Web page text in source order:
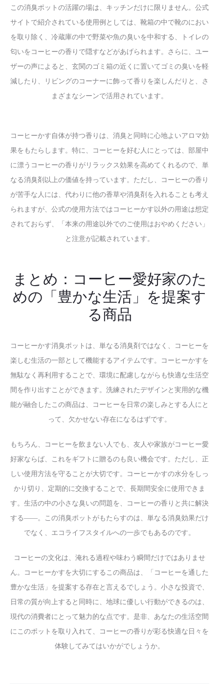
この消臭ポットの活躍の場は、キッチンだけに限りません。公式
サイトで紹介されている使用例としては、靴箱の中で靴のにおい
を取り除く、冷蔵庫の中で野菜や魚の臭いを中和する、トイレの
匂いをコーヒーの香りで隠すなどがあげられます。さらに、ユー
ザーの声によると、玄関のゴミ箱の近くに置いてゴミの臭いを軽
減したり、リビングのコーナーに飾って香りを楽しんだりと、さ
まざまなシーンで活用されています。
コーヒーかす自体が持つ香りは、消臭と同時に心地よいアロマ効
果をもたらします。特に、コーヒーを好む人にとっては、部屋中
に漂うコーヒーの香りがリラックス効果を高めてくれるので、単
なる消臭剤以上の価値を持っています。ただし、コーヒーの香り
が苦手な人には、代わりに他の香草や消臭剤を入れることも考え
られますが、公式の使用方法ではコーヒーかす以外の用途は想定
されておらず、「本来の用途以外でのご使用はおやめください」
と注意が記載されています。
まとめ：コーヒー愛好家のた
めの「豊かな生活」を提案す
る商品
コーヒーかす消臭ポットは、単なる消臭剤ではなく、コーヒーを
楽しむ生活の一部として機能するアイテムです。コーヒーかすを
無駄なく再利用することで、環境に配慮しながらも快適な生活空
間を作り出すことができます。洗練されたデザインと実用的な機
能が融合したこの商品は、コーヒーを日常の楽しみとする人にと
って、欠かせない存在になるはずです。
もちろん、コーヒーを飲まない人でも、友人や家族がコーヒー愛
好家ならば、これをギフトに贈るのも良い機会です。ただし、正
しい使用方法を守ることが大切です。コーヒーかすの水分をしっ
かり切り、定期的に交換することで、長期間安全に使用できま
す。生活の中の小さな臭いの問題を、コーヒーの香りと共に解決
する――。この消臭ポットがもたらすのは、単なる消臭効果だけ
でなく、エコライフスタイルへの一歩でもあるのです。
コーヒーの文化は、淹れる過程や味わう瞬間だけではありませ
ん。コーヒーかすを大切にするこの商品は、「コーヒーを通した
豊かな生活」を提案する存在と言えるでしょう。小さな投資で、
日常の質が向上すると同時に、地球に優しい行動ができるのは、
現代の消費者にとって魅力的な点です。是非、あなたの生活空間
にこのポットを取り入れて、コーヒーの香りが彩る快適な日々を
体験してみてはいかがでしょうか。